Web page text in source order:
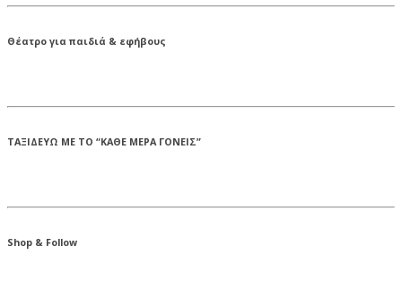
Θέατρο για παιδιά & εφήβους
ΤΑΞΙΔΕΥΩ ΜΕ ΤΟ “ΚΑΘΕ ΜΕΡΑ ΓΟΝΕΙΣ”
Shop & Follow